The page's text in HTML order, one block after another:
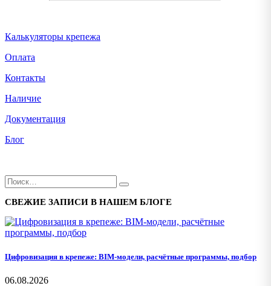
Калькуляторы крепежа
Оплата
Контакты
Наличие
Документация
Блог
СВЕЖИЕ ЗАПИСИ В НАШЕМ БЛОГЕ
Цифровизация в крепеже: BIM-модели, расчётные программы, подбор
06.08.2026